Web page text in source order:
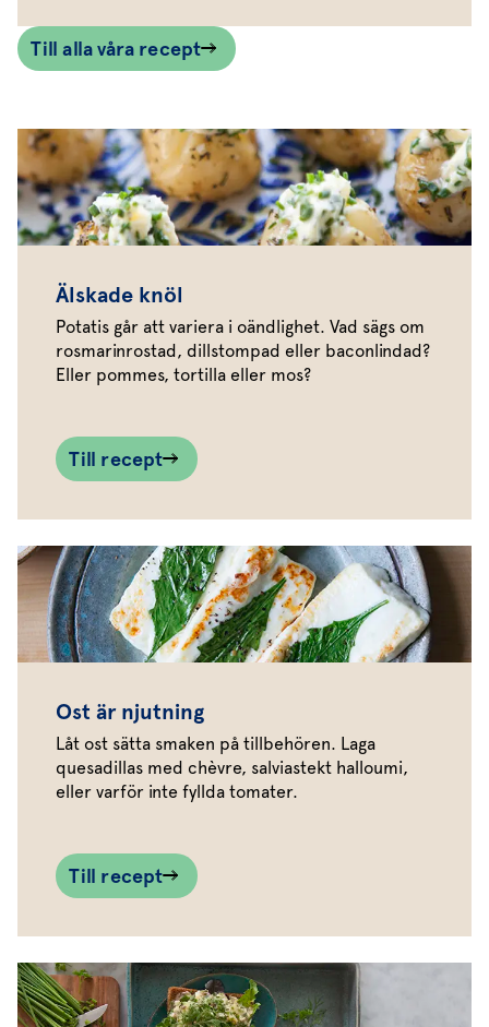
Till alla våra recept
Älskade knöl
Potatis går att variera i oändlighet. Vad sägs om
rosmarinrostad, dillstompad eller baconlindad?
Eller pommes, tortilla eller mos?
Till recept
Ost är njutning
Låt ost sätta smaken på tillbehören. Laga
quesadillas med chèvre, salviastekt halloumi,
eller varför inte fyllda tomater.
Till recept